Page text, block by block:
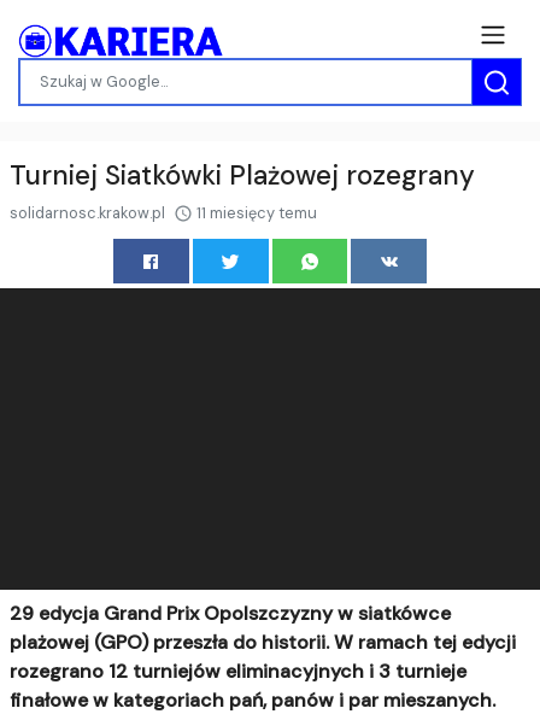
Turniej Siatkówki Plażowej rozegrany
solidarnosc.krakow.pl 11 miesięcy temu
29 edycja Grand Prix Opolszczyzny w siatkówce
plażowej (GPO) przeszła do historii. W ramach tej edycji
rozegrano 12 turniejów eliminacyjnych i 3 turnieje
finałowe w kategoriach pań, panów i par mieszanych.